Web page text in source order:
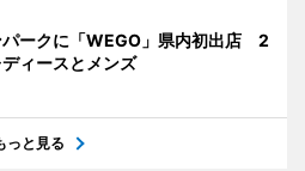
パークに「WEGO」県内初出店 2
ィースとメンズ
っと見る